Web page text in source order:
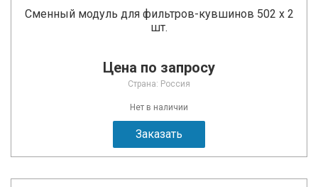
Сменный модуль для фильтров-кувшинов 502 х 2
шт.
Цена по запросу
Страна: Россия
Нет в наличии
Заказать